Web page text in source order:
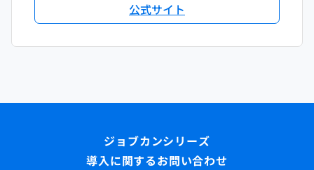
公式サイト
導入に関するお問い合わせ